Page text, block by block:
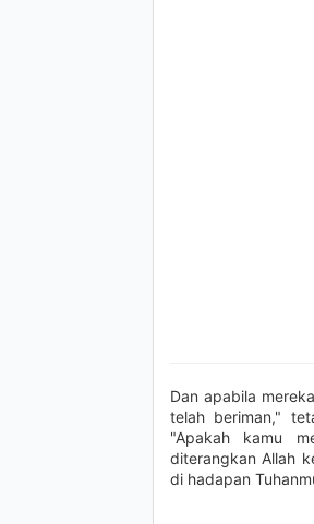
Dan apabila
telah beriman,"
"Apakah kamu
diterangkan Allah
di hadapan